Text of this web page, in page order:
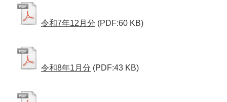
令和7年12月分 (PDF:60 KB)
令和8年1月分 (PDF:43 KB)